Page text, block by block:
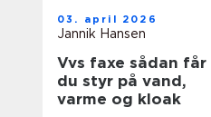
03. april 2026
Jannik Hansen
Vvs faxe sådan får
du styr på vand,
varme og kloak